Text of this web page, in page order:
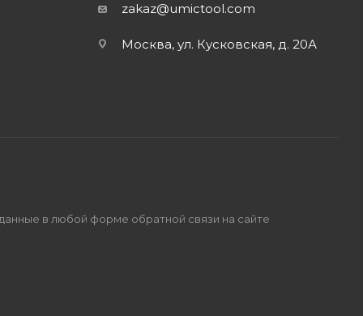
zakaz@umictool.com
Москва, ул. Кусковская, д. 20А
в любой форме обратной связи на сайте